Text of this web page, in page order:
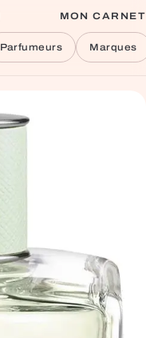
MON CARNET
Parfumeurs Marques